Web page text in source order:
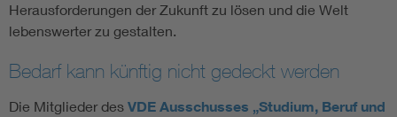
Herausforderungen der Zukunft zu lösen und die Welt
lebenswerter zu gestalten.
Bedarf kann künftig nicht gedeckt werden
Die Mitglieder des VDE Ausschusses „Studium, Beruf und